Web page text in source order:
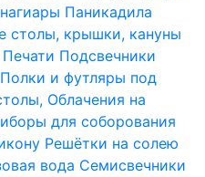
Паникадила
столы, крышки, кануны
Печати Подсвечники
Полки и футляры под
Облачения на
для соборования
Решётки на солею
вода Семисвечники